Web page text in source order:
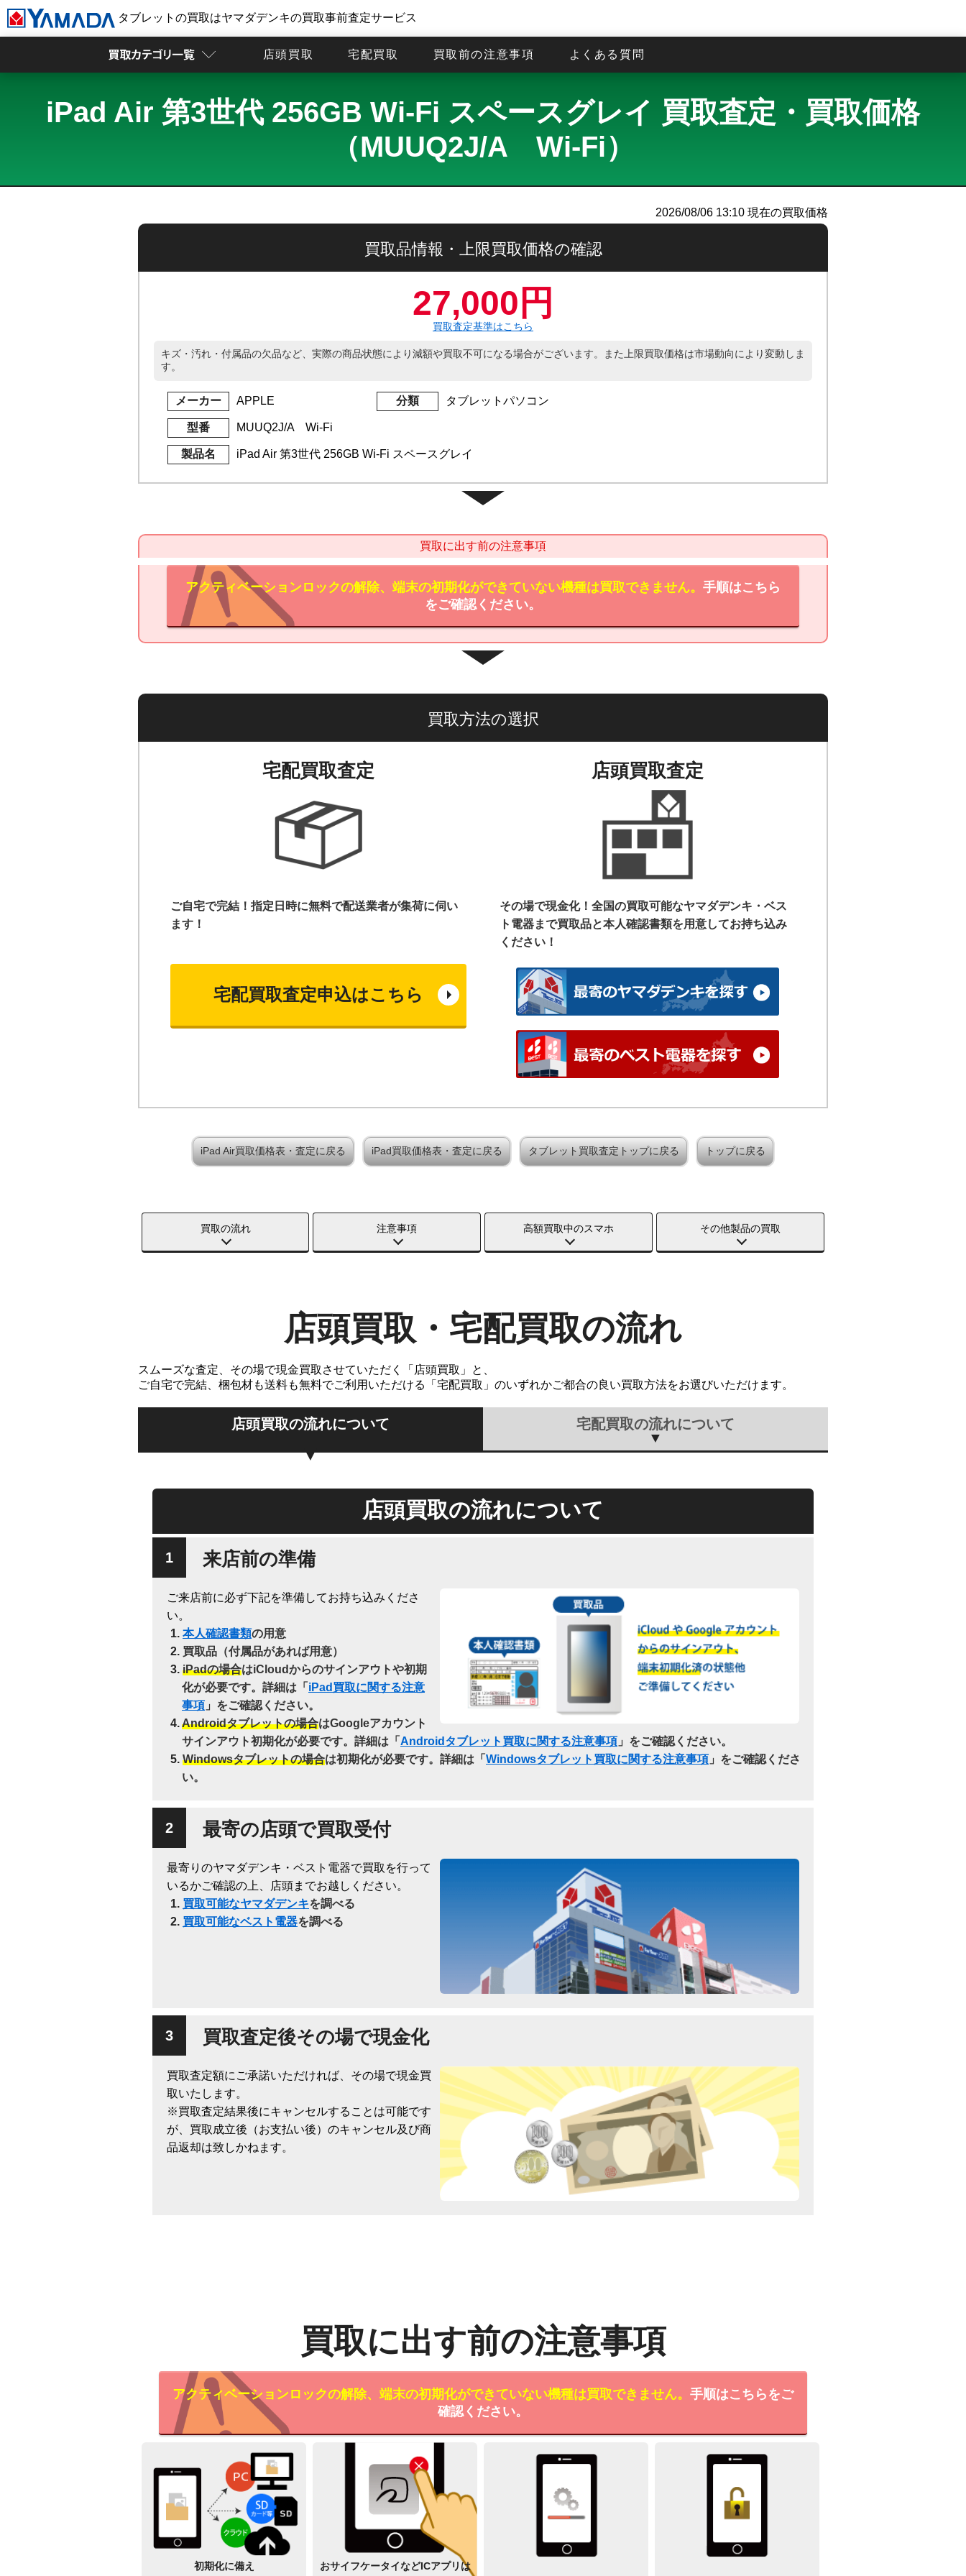
タブレットの買取はヤマダデンキの買取事前査定サービス
店頭買取 宅配買取 買取前の注意事項 よくある質問
iPad Air 第3世代 256GB Wi-Fi スペースグレイ 買取査定・買取価格
（MUUQ2J/A Wi-Fi）
2026/08/06 13:10 現在の買取価格
買取品情報・上限買取価格の確認
27,000円
買取査定基準はこちら
キズ・汚れ・付属品の欠品など、実際の商品状態により減額や買取不可になる場合がございます。また上限買取価格は市場動向により変動しま
す。
メーカー APPLE 分類 タブレットパソコン
型番 MUUQ2J/A Wi-Fi
製品名 iPad Air 第3世代 256GB Wi-Fi スペースグレイ
買取に出す前の注意事項
アクティベーションロックの解除、端末の初期化ができていない機種は買取できません。 手順はこちら
をご確認ください。
買取方法の選択
宅配買取査定
ご自宅で完結！指定日時に無料で配送業者が集荷に伺い
ます！
宅配買取査定申込はこちら
店頭買取査定
その場で現金化！全国の買取可能なヤマダデンキ・ベス
ト電器まで買取品と本人確認書類を用意してお持ち込み
ください！
iPad Air買取価格表・査定に戻る iPad買取価格表・査定に戻る タブレット買取査定トップに戻る トップに戻る
買取の流れ 注意事項 高額買取中のスマホ その他製品の買取
店頭買取・宅配買取の流れ
スムーズな査定、その場で現金買取させていただく「店頭買取」と、
ご自宅で完結、梱包材も送料も無料でご利用いただける「宅配買取」のいずれかご都合の良い買取方法をお選びいただけます。
店頭買取の流れについて 宅配買取の流れについて
店頭買取の流れについて
来店前の準備
ご来店前に必ず下記を準備してお持ち込みくださ
い。
本人確認書類の用意
買取品（付属品があれば用意）
iPadの場合はiCloudからのサインアウトや初期
化が必要です。詳細は「 iPad買取に関する注意
事項 」をご確認ください。
Androidタブレットの場合はGoogleアカウント
サインアウト初期化が必要です。詳細は「 Androidタブレット買取に関する注意事項 」をご確認ください。
Windowsタブレットの場合は初期化が必要です。詳細は「 Windowsタブレット買取に関する注意事項 」をご確認くださ
い。
最寄の店頭で買取受付
最寄りのヤマダデンキ・ベスト電器で買取を行って
いるかご確認の上、店頭までお越しください。
買取可能なヤマダデンキを調べる
買取可能なベスト電器を調べる
買取査定後その場で現金化
買取査定額にご承諾いただければ、その場で現金買
取いたします。
※買取査定結果後にキャンセルすることは可能です
が、買取成立後（お支払い後）のキャンセル及び商
品返却は致しかねます。
買取に出す前の注意事項
アクティベーションロックの解除、端末の初期化ができていない機種は買取できません。 手順はこちらをご
確認ください。
初期化に備え おサイフケータイなどICアプリは